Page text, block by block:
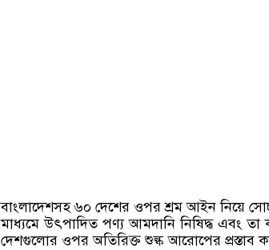
বাংলাদেশসহ ৬০ দেশের ওপর শ্রম আইন নিয়ে
মাধ্যমে উৎপাদিত পণ্য আমদানি নিষিদ্ধ এবং তা
দেশগুলোর ওপর অতিরিক্ত শুল্ক আরোপের প্রস্তাব